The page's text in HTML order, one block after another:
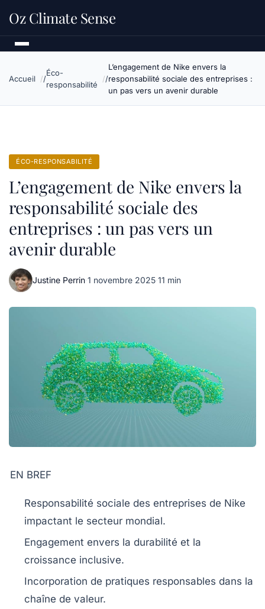
Oz Climate Sense
Accueil
Éco-
responsabilité
L’engagement de Nike envers la
responsabilité sociale des entreprises :
un pas vers un avenir durable
ÉCO-RESPONSABILITÉ
L’engagement de Nike envers la
responsabilité sociale des
entreprises : un pas vers un
avenir durable
Justine Perrin·1 novembre 2025·11 min
EN BREF
Responsabilité sociale des entreprises de Nike
impactant le secteur mondial.
Engagement envers la durabilité et la
croissance inclusive.
Incorporation de pratiques responsables dans la
chaîne de valeur.